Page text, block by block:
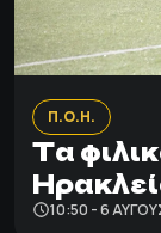
Π.Ο.Η.
Τα
10:50 - 6